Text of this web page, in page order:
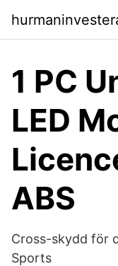
1 PC
LED
ABS
Cross-skydd för
Sports